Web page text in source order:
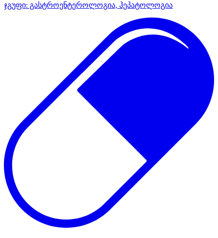
ჯგუფი: გასტროენტეროლოგია, ჰეპატოლოგია